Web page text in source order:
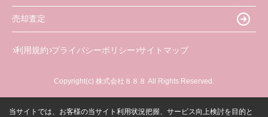
売却査定
利用規約 プライバシーポリシー サイトマップ
Copyright(c) 株式会社８８８ All Rights Reserved.
当サイトでは、お客様の当サイト利用状況把握、サービス向上検討を目的と